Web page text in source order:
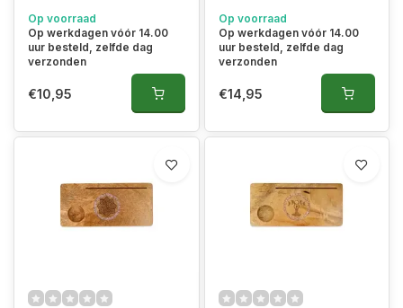
Op voorraad
Op werkdagen vóór 14.00
uur besteld, zelfde dag
verzonden
€10,95
Op voorraad
Op werkdagen vóór 14.00
uur besteld, zelfde dag
verzonden
€14,95